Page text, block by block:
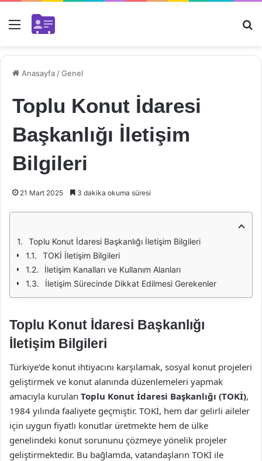
Menü
Anasayfa /Genel
Toplu Konut İdaresi
Başkanlığı İletişim
Bilgileri
21 Mart 2025 3 dakika okuma süresi
Toplu Konut İdaresi Başkanlığı İletişim Bilgileri
TOKİ İletişim Bilgileri
İletişim Kanalları ve Kullanım Alanları
İletişim Sürecinde Dikkat Edilmesi Gerekenler
Toplu Konut İdaresi Başkanlığı
İletişim Bilgileri
Türkiye’de konut ihtiyacını karşılamak, sosyal konut projeleri
geliştirmek ve konut alanında düzenlemeleri yapmak
amacıyla kurulan Toplu Konut İdaresi Başkanlığı (TOKİ),
1984 yılında faaliyete geçmiştir. TOKİ, hem dar gelirli aileler
için uygun fiyatlı konutlar üretmekte hem de ülke
genelindeki konut sorununu çözmeye yönelik projeler
geliştirmektedir. Bu bağlamda, vatandaşların TOKİ ile